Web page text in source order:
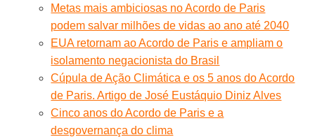
Metas mais ambiciosas no Acordo de Paris
podem salvar milhões de vidas ao ano até 2040
EUA retornam ao Acordo de Paris e ampliam o
isolamento negacionista do Brasil
Cúpula de Ação Climática e os 5 anos do Acordo
de Paris. Artigo de José Eustáquio Diniz Alves
Cinco anos do Acordo de Paris e a
desgovernança do clima